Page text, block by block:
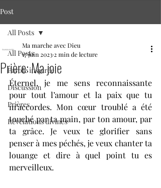
Post
All Posts
Parole inspirée
Discussion
Prières
Révélations divines
All Posts
Prière: Ma joie
Ma marche avec Dieu
17 juin 2023 2 min de lecture
Éternel, je me sens reconnaissante
pour tout l’amour et la paix que tu
m’accordes. Mon cœur troublé a été
touché par ta main, par ton amour, par
ta grâce. Je veux te glorifier sans
penser à mes péchés, je veux chanter ta
louange et dire à quel point tu es
merveilleux.